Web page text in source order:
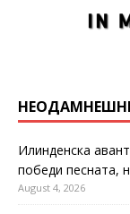
Илинденска
победи песната,
August 4, 2026